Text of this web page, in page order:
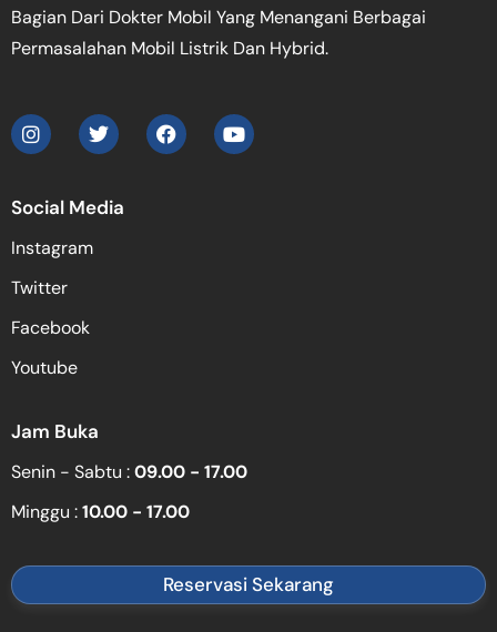
Bagian Dari Dokter Mobil Yang Menangani Berbagai
Permasalahan Mobil Listrik Dan Hybrid.
Social Media
Instagram
Twitter
Facebook
Youtube
Jam Buka
Senin - Sabtu :09.00 - 17.00
Minggu :10.00 - 17.00
Reservasi Sekarang